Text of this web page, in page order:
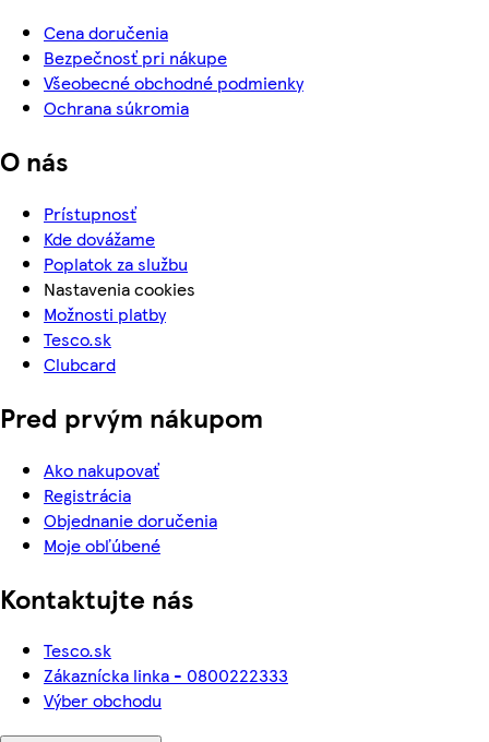
Cena doručenia
Bezpečnosť pri nákupe
Všeobecné obchodné podmienky
Ochrana súkromia
O nás
Prístupnosť
Kde dovážame
Poplatok za službu
Nastavenia cookies
Možnosti platby
Tesco.sk
Clubcard
Pred prvým nákupom
Ako nakupovať
Registrácia
Objednanie doručenia
Moje obľúbené
Kontaktujte nás
Tesco.sk
Zákaznícka linka - 0800222333
Výber obchodu